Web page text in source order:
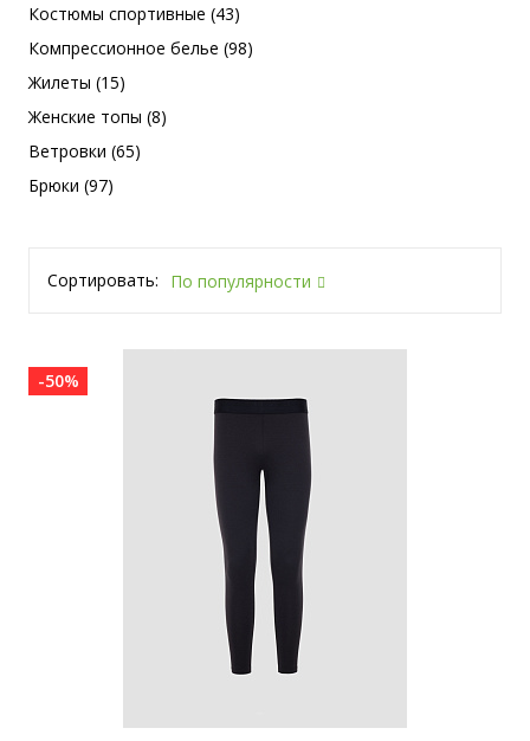
Костюмы спортивные (43)
Компрессионное белье (98)
Жилеты (15)
Женские топы (8)
Ветровки (65)
Брюки (97)
Сортировать: По популярности
-50%